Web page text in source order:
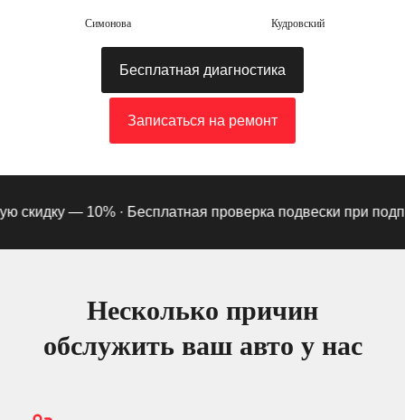
Симонова Кудровский
Бесплатная диагностика
Записаться на ремонт
— 10% ·Бесплатная проверка подвески при
Несколько причин
обслужить ваш авто у нас